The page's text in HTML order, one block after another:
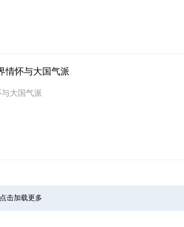
情怀与大国气派
大国气派
点击加载更多